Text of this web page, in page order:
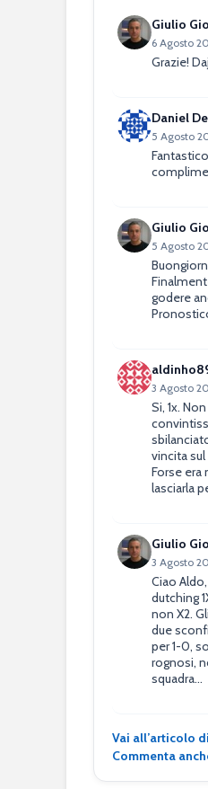
Giulio
6 Agosto
Grazie!
Daniel
5 Agosto
Giulio
5 Agosto
godere
3 Agosto
Si, 1x.
vincita sul
Forse era
lasciarla
Giulio
3 Agosto
Ciao
dutching
non X2.
due
per 1-0,
rognosi,
squadra…
Vai all’articolo
Commenta